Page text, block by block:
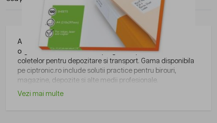
Articolele pentru ambalare si marcare sunt utile pentru
organizarea, etichetarea si pregatirea produselor sau
coletelor pentru depozitare si transport. Gama disponibila
pe ciptronic.ro include solutii practice pentru birouri,
magazine, depozite si alte medii profesionale.
Vezi mai multe